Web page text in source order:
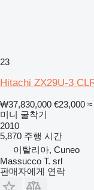
23
Hitachi ZX29U-3
₩37,830,000 €23,000 ≈
미니 굴착기
2010
5,870 주행 시간
이탈리아, Cuneo
Massucco T. srl
판매자에게 연락